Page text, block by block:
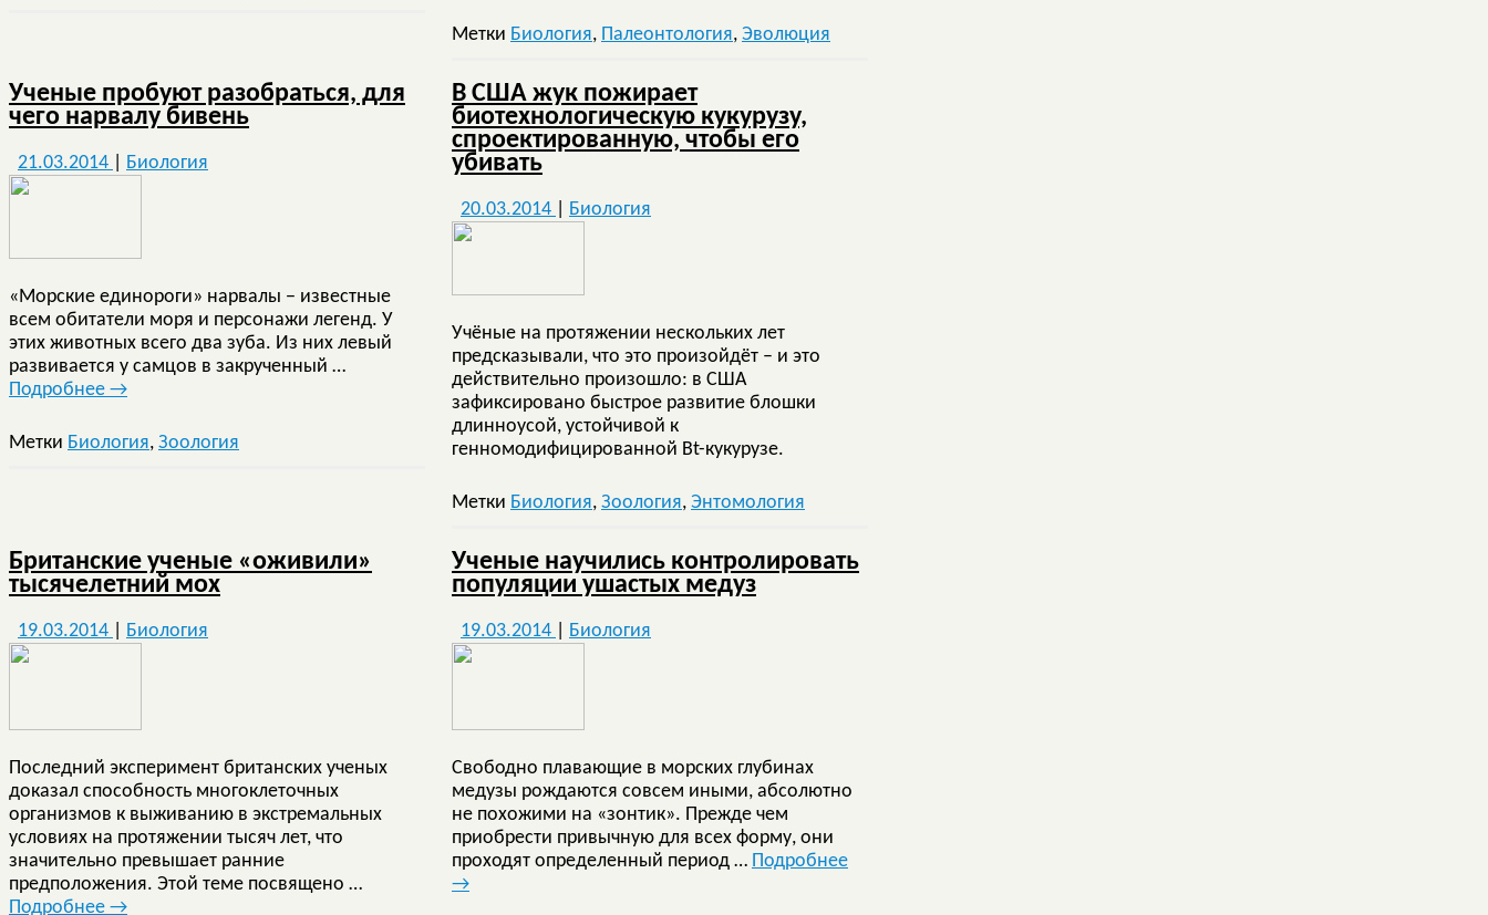
Метки Биология, Палеонтология, Эволюция
Ученые пробуют разобраться, для
чего нарвалу бивень
21.03.2014 Биология
«Морские единороги» нарвалы − известные
всем обитатели моря и персонажи легенд. У
этих животных всего два зуба. Из них левый
развивается у самцов в закрученный …
Подробнее →
Метки Биология, Зоология
В США жук пожирает
биотехнологическую кукурузу,
спроектированную, чтобы его
убивать
20.03.2014 Биология
Учёные на протяжении нескольких лет
предсказывали, что это произойдёт – и это
действительно произошло: в США
зафиксировано быстрое развитие блошки
длинноусой, устойчивой к
генномодифицированной Bt-кукурузе.
Метки Биология, Зоология, Энтомология
Британские ученые «оживили»
тысячелетний мох
19.03.2014 Биология
Последний эксперимент британских ученых
доказал способность многоклеточных
организмов к выживанию в экстремальных
условиях на протяжении тысяч лет, что
значительно превышает ранние
предположения. Этой теме посвящено …
Подробнее →
Ученые научились контролировать
популяции ушастых медуз
19.03.2014 Биология
Свободно плавающие в морских глубинах
медузы рождаются совсем иными, абсолютно
не похожими на «зонтик». Прежде чем
приобрести привычную для всех форму, они
проходят определенный период … Подробнее
→